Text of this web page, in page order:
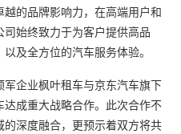
的品牌影响力，在高端用户和
始终致力于为客户提供高品
及全方位的汽车服务体验。
企业枫叶租车与京东汽车旗下
成重大战略合作。此次合作不
深度融合，更预示着双方将共